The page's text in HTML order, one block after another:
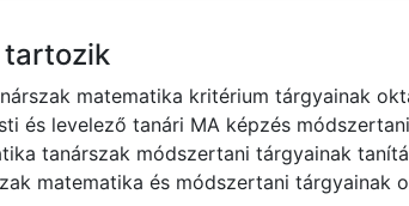
tartozik
matematika kritérium tárgyainak
és levelező tanári MA képzés
tanárszak módszertani tárgyainak
matematika és módszertani tárgyainak